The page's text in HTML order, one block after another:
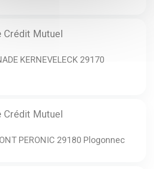
Crédit Mutuel
KERNEVELECK 29170
Crédit Mutuel
PERONIC 29180 Plogonnec